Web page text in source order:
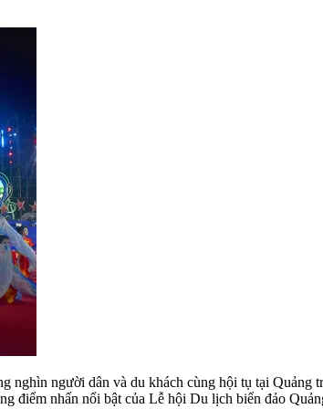
nghìn người dân và du khách cùng hội tụ tại
điểm nhấn nổi bật của Lễ hội Du lịch biển đảo